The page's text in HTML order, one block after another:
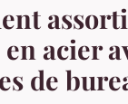
acier
de